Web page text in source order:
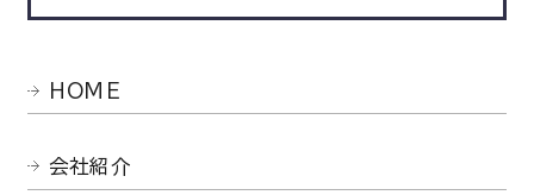
HOME
会社紹介